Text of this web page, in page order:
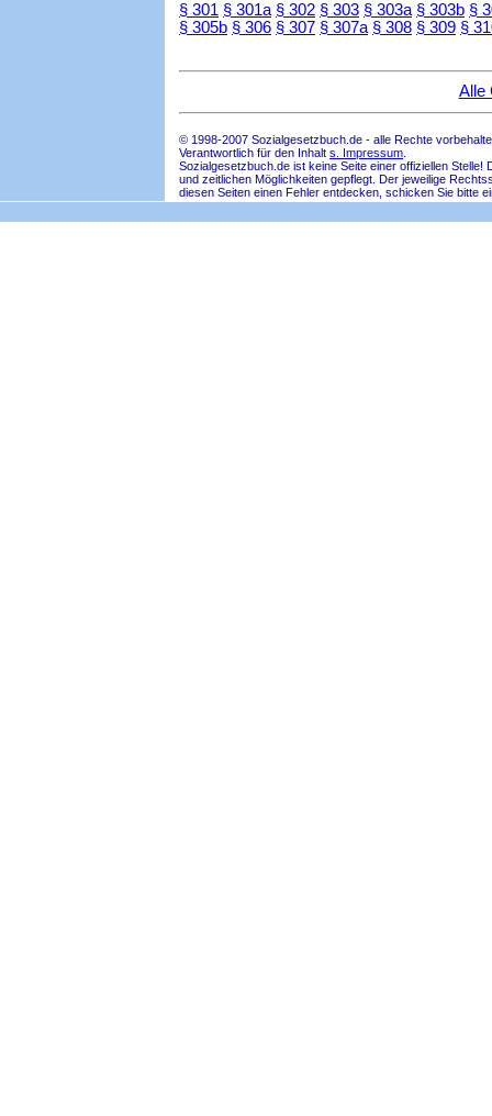
§ 301 § 301a § 302 § 303 § 303a § 303b §
§ 305b § 306 § 307 § 307a § 308 § 309 §
Alle
© 1998-2007 Sozialgesetzbuch.de - alle Rechte
Verantwortlich für den Inhalt s. Impressum
Sozialgesetzbuch.de ist keine Seite einer offiziellen
und zeitlichen Möglichkeiten gepflegt. Der jeweilige
diesen Seiten einen Fehler entdecken, schicken Sie bitte